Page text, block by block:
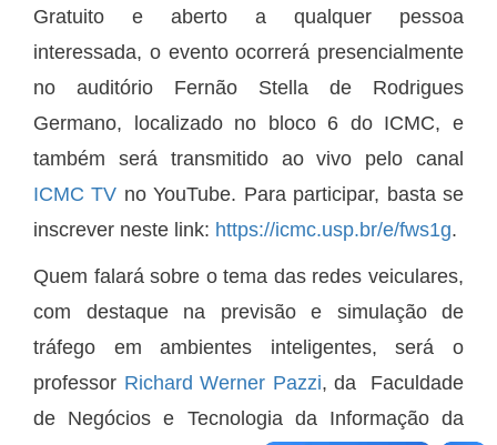
Gratuito e aberto a qualquer pessoa
interessada, o evento ocorrerá presencialmente
no auditório Fernão Stella de Rodrigues
Germano, localizado no bloco 6 do ICMC, e
também será transmitido ao vivo pelo canal
ICMC TV no YouTube. Para participar, basta se
inscrever neste link: https://icmc.usp.br/e/fws1g.
Quem falará sobre o tema das redes veiculares,
com destaque na previsão e simulação de
tráfego em ambientes inteligentes, será o
professor Richard Werner Pazzi, da Faculdade
de Negócios e Tecnologia da Informação da